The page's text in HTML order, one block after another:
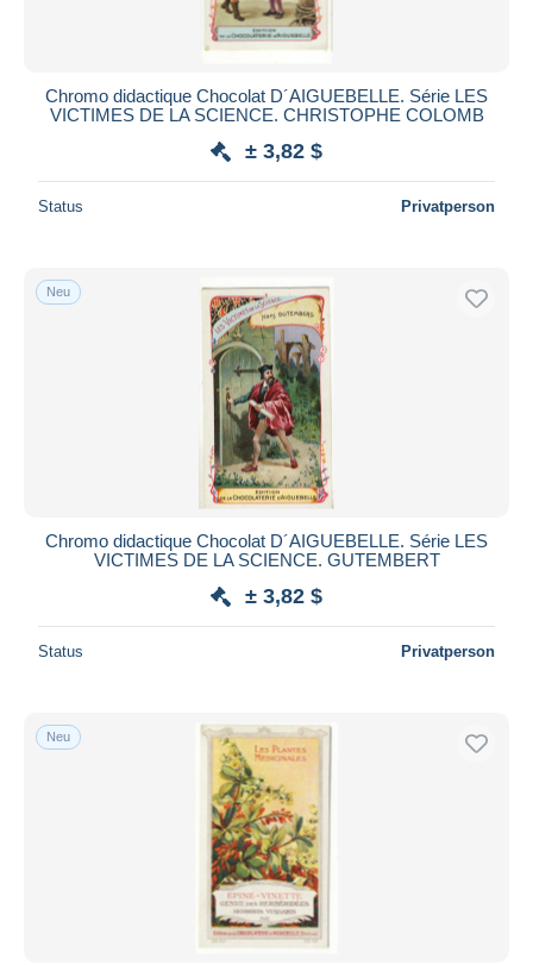
Chromo didactique Chocolat D´AIGUEBELLE. Série LES
VICTIMES DE LA SCIENCE. CHRISTOPHE COLOMB
± 3,82 $
Status Privatperson
Neu
Chromo didactique Chocolat D´AIGUEBELLE. Série LES
VICTIMES DE LA SCIENCE. GUTEMBERT
± 3,82 $
Status Privatperson
Neu